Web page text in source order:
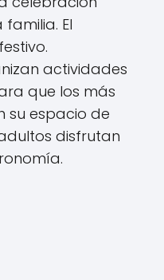
El
actividades
que los más
su espacio de
disfrutan